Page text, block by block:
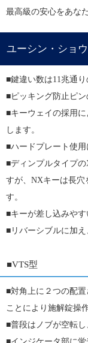
最高級の安心をあな
ユーシン・ショ
■鍵違い数は11兆通り
■ピッキング防止ピ
■キーウェイの採用
します。
■ハードプレート使用
■ディンプルタイプ
すが、NXキーは長穴
す。
■キーが差し込みや
■リバーシブルに加え
■VTS型
■対角上に２つの配
ことにより施解錠操
■普段はノブが空転し